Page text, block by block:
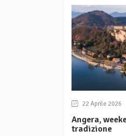
22 Aprile 2026
Angera,
tradizione